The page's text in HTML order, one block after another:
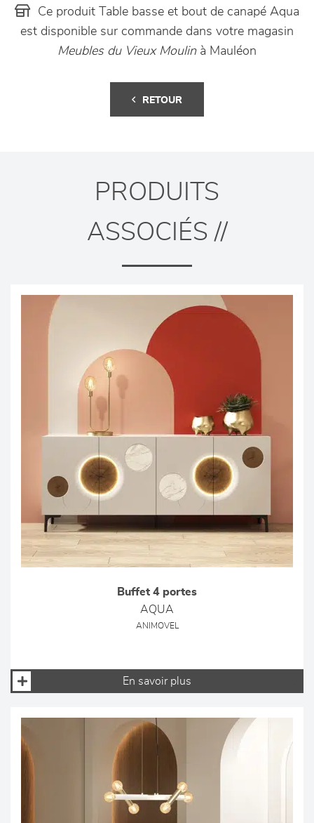
Ce produit Table basse et bout de canapé Aqua
est disponible sur commande dans votre magasin
Meubles du Vieux Moulinà Mauléon
RETOUR
PRODUITS
ASSOCIÉS //
Buffet 4 portes
AQUA
ANIMOVEL
En savoir plus